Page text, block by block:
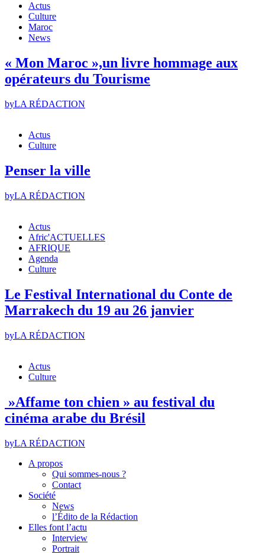
Actus
Culture
Maroc
News
« Mon Maroc »,un livre hommage aux
opérateurs du Tourisme
byLA RÉDACTION
Actus
Culture
Penser la ville
byLA RÉDACTION
Actus
Afric'ACTUELLES
AFRIQUE
Agenda
Culture
Le Festival International du Conte de
Marrakech du 19 au 26 janvier
byLA RÉDACTION
Actus
Culture
»Affame ton chien » au festival du
cinéma arabe du Brésil
byLA RÉDACTION
A propos
Qui sommes-nous ?
Contact
Société
News
l’Édito de la Rédaction
Elles font l’actu
Interview
Portrait